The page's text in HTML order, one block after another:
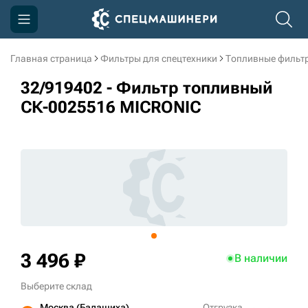
Главная страница Фильтры для спецтехники Топливные
32/919402 - Фильтр топливный
СК-0025516 MICRONIC
3 496 ₽ В наличии
Выберите склад
Компания
Акции
sksale@skdst.ru